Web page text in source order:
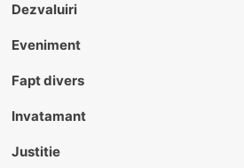
Dezvaluiri
Eveniment
Fapt divers
Invatamant
Justitie